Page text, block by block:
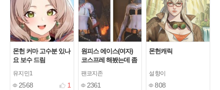
몬헌 커마 고수분 있나
요 보수 드림
유지민1
2568 1
원피스 에이스(여자)
코스프레 해봤는데 좀
팬코지존
2361
몬헌캐릭
설향이
808